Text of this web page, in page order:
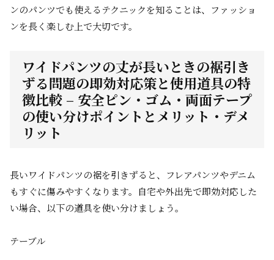
ンのパンツでも使えるテクニックを知ることは、ファッショ
ンを長く楽しむ上で大切です。
ワイドパンツの丈が長いときの裾引き
ずる問題の即効対応策と使用道具の特
徴比較 – 安全ピン・ゴム・両面テープ
の使い分けポイントとメリット・デメ
リット
長いワイドパンツの裾を引きずると、フレアパンツやデニム
もすぐに傷みやすくなります。自宅や外出先で即効対応した
い場合、以下の道具を使い分けましょう。
テーブル